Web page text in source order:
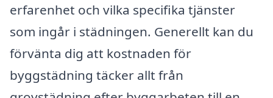
erfarenhet och vilka specifika tjänster
som ingår i städningen. Generellt kan du
förvänta dig att kostnaden för
byggstädning täcker allt från